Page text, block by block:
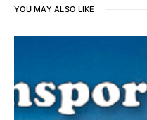
YOU MAY ALSO LIKE